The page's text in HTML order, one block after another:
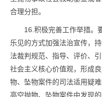
合理分担。
16.积极完善工作举措。
乐见的方式加强法治宣传，
法裁判规范、指导、评价、
社会主义核心价值观，形成
物、坠物案件的司法适用疑
高空抛物、坠物案件中发现